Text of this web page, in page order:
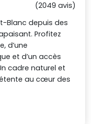
(2049 avis)
Blanc depuis des
Profitez
d’une
et d’un accès
cadre naturel et
au cœur des